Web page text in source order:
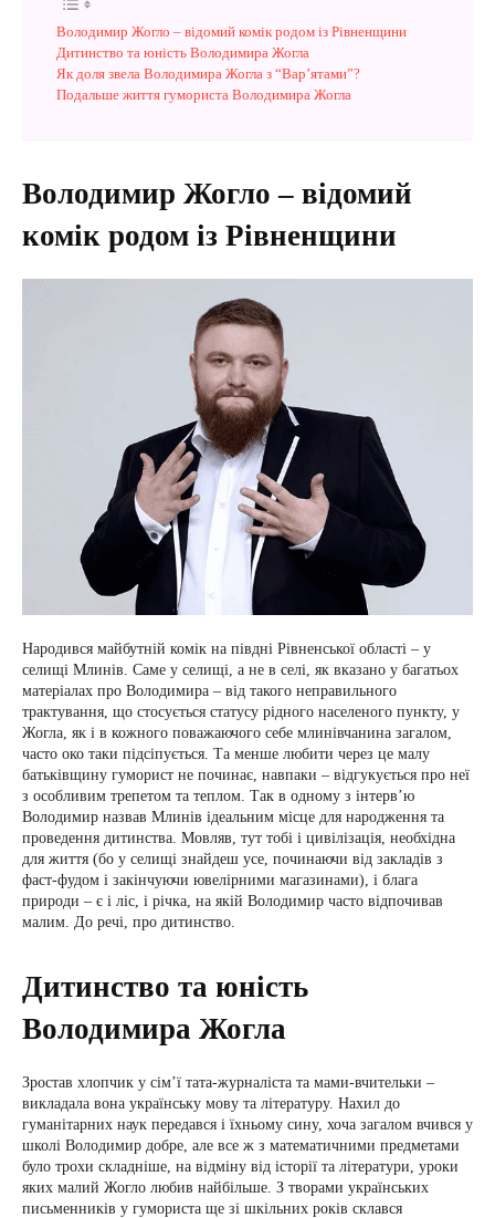
Володимир Жогло – відомий комік родом із Рівненщини
Дитинство та юність Володимира Жогла
Як доля звела Володимира Жогла з “Вар’ятами”?
Подальше життя гумориста Володимира Жогла
Володимир Жогло – відомий
комік родом із Рівненщини
Народився майбутній комік на півдні Рівненської області – у
селищі Млинів. Саме у селищі, а не в селі, як вказано у багатьох
матеріалах про Володимира – від такого неправильного
трактування, що стосується статусу рідного населеного пункту, у
Жогла, як і в кожного поважаючого себе млинівчанина загалом,
часто око таки підсіпується. Та менше любити через це малу
батьківщину гуморист не починає, навпаки – відгукується про неї
з особливим трепетом та теплом. Так в одному з інтерв’ю
Володимир назвав Млинів ідеальним місце для народження та
проведення дитинства. Мовляв, тут тобі і цивілізація, необхідна
для життя (бо у селищі знайдеш усе, починаючи від закладів з
фаст-фудом і закінчуючи ювелірними магазинами), і блага
природи – є і ліс, і річка, на якій Володимир часто відпочивав
малим. До речі, про дитинство.
Дитинство та юність
Володимира Жогла
Зростав хлопчик у сім’ї тата-журналіста та мами-вчительки –
викладала вона українську мову та літературу. Нахил до
гуманітарних наук передався і їхньому сину, хоча загалом вчився у
школі Володимир добре, але все ж з математичними предметами
було трохи складніше, на відміну від історії та літератури, уроки
яких малий Жогло любив найбільше. З творами українських
письменників у гумориста ще зі шкільних років склався